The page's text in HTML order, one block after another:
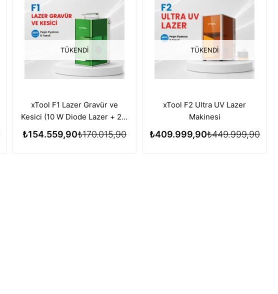
TÜKENDI
xTool F1 Lazer Gravür ve
Kesici (10 W Diode Lazer + 2W
1064 Nm Infrared Lazer)
₺154.559,90₺170.015,90
TÜKENDI
xTool F2 Ultra UV Lazer
Makinesi
₺409.999,90₺449.999,90